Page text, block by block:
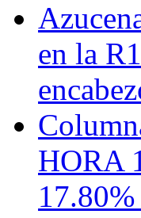
en la
HORA